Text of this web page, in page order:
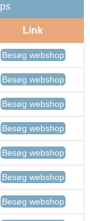
Link
Besøg webshop
Besøg webshop
Besøg webshop
Besøg webshop
Besøg webshop
Besøg webshop
Besøg webshop